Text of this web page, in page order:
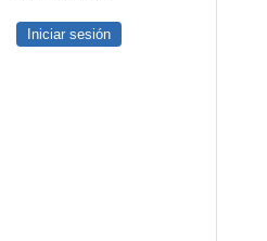
Iniciar sesión